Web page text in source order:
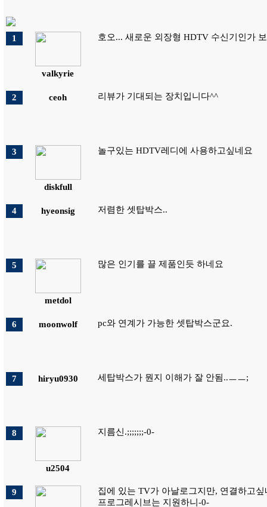
1
valkyrie
호오... 새로운 외장형 HDTV 수신기인가
2 ceoh 리뷰가 기대되는 장치입니다^^
3
diskfull
놀구있는 HDTV레디에 사용하고싶네요
4 hyeonsig 저렴한 셋탑박스..
5
metdol
많은 인기를 끌 제품인듯 하네요
6 moonwolf pc와 연계가 가능한 셋탑박스군요.
7 hiryu0930 세탑박스가 뭔지 이해가 잘 안됨..ㅡㅡ;
8
u2504
지름신.;;;;;;;-0-
9
집에 있는 TV가 아날로그지만, 연결하고싶
프로그레시브는 지원하니-0-